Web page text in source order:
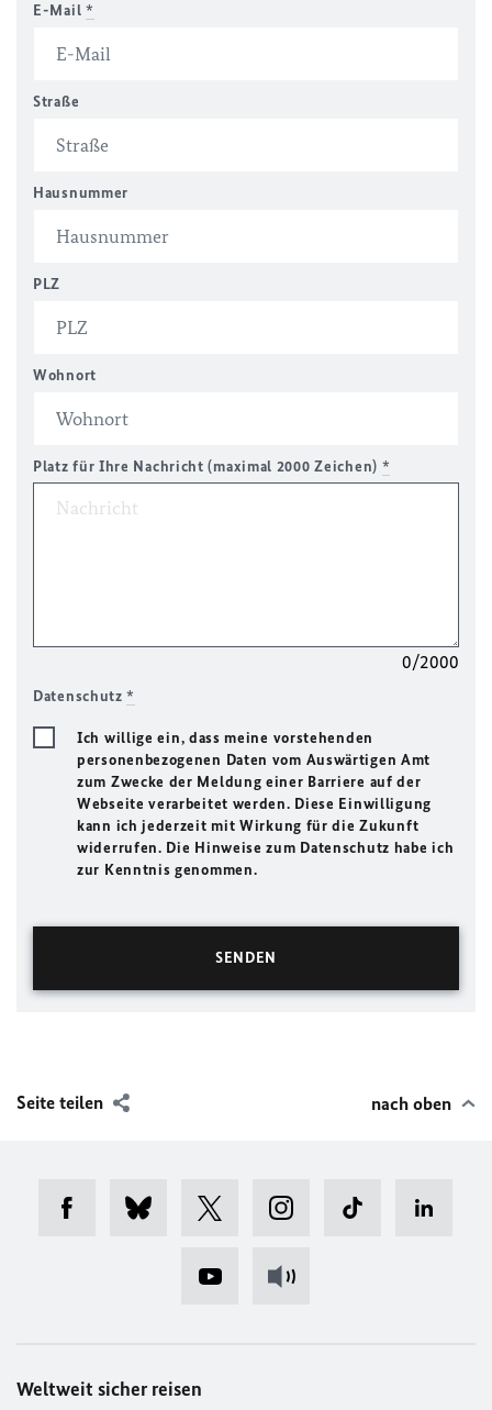
E-Mail *
Straße
Hausnummer
PLZ
Wohnort
Platz für Ihre Nachricht (maximal 2000 Zeichen) *
0/2000
Datenschutz*
Ich willige ein, dass meine vorstehenden
personenbezogenen Daten vom Auswärtigen Amt
zum Zwecke der Meldung einer Barriere auf der
Webseite verarbeitet werden. Diese Einwilligung
kann ich jederzeit mit Wirkung für die Zukunft
widerrufen. Die Hinweise zum Datenschutz habe ich
zur Kenntnis genommen.
Seite teilen nach oben
Weltweit sicher reisen